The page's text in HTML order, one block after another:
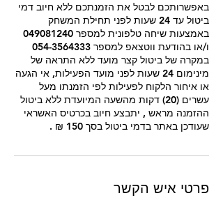
באפשרותכם לבטל את הזמנתכם ללא חיוב דמי
ביטול עד 24 שעות לפני תחילת המשחק
באמצעות שיחה טלפונית למספר 049081240
ו/או בהודעת ווטצאפ למספר 054-3564333
במקרה של ביטול קצר מועד ללא התראה של
מינימום 24 שעות לפני מועד הפעילות, אי הגעה
או איחור הלקוח לפעילות לפי הזמנתו מעל
עשרים (20) דקות מהשעה המיועדת ללא ביטול
ההזמנה מראש , יתבצע חיוב בכרטיס האשראי
שעודכן באתר בדמי ביטול בסך 150 ₪ .
פרטי איש הקשר